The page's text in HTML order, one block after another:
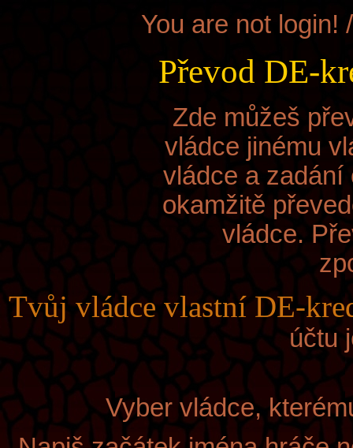
You are not login!
Převod DE-
Zde můžeš
vládce jinému
vládce a
okamžitě
vládce.
Tvůj vládcevlastní DE-
účtu
Vyber vládce,